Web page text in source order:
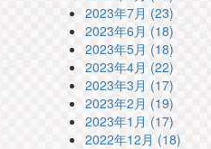
2023年7月 (23)
2023年6月 (18)
2023年5月 (18)
2023年4月 (22)
2023年3月 (17)
2023年2月 (19)
2023年1月 (17)
2022年12月 (18)